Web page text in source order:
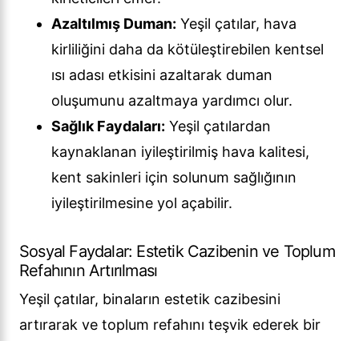
Azaltılmış Duman: Yeşil çatılar, hava
kirliliğini daha da kötüleştirebilen kentsel
ısı adası etkisini azaltarak duman
oluşumunu azaltmaya yardımcı olur.
Sağlık Faydaları: Yeşil çatılardan
kaynaklanan iyileştirilmiş hava kalitesi,
kent sakinleri için solunum sağlığının
iyileştirilmesine yol açabilir.
Sosyal Faydalar: Estetik Cazibenin ve Toplum
Refahının Artırılması
Yeşil çatılar, binaların estetik cazibesini
artırarak ve toplum refahını teşvik ederek bir